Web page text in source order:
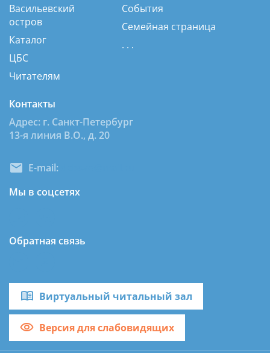
Васильевский
остров
Каталог
ЦБС
Читателям
События
Семейная страница
. . .
Контакты
Адрес: г. Санкт-Петербург
13-я линия В.О., д. 20
E-mail:
Мы в соцсетях
Обратная связь
Виртуальный читальный зал
Версия для слабовидящих